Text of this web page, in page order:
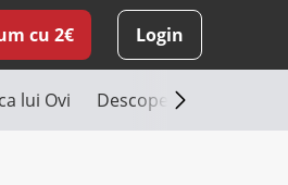
cu 2€ Login
lui Ovi Descoperă România